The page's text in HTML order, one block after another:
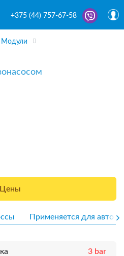
+375 (44) 757-67-58
Модули
Цены
Применяется для авто
3 bar